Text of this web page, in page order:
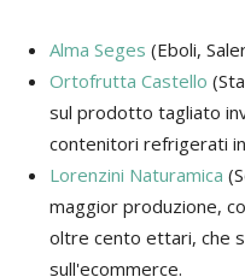
Alma Seges (Eboli,
Ortofrutta Castello
sul prodotto tagliato
contenitori refrigerati
Lorenzini Naturamica
maggior produzione,
oltre cento ettari, che
sull'ecommerce.